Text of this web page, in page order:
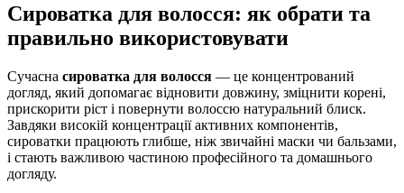
Сироватка для волосся: як обрати та
правильно використовувати
Сучасна сироватка для волосся — це концентрований
догляд, який допомагає відновити довжину, зміцнити корені,
прискорити ріст і повернути волоссю натуральний блиск.
Завдяки високій концентрації активних компонентів,
сироватки працюють глибше, ніж звичайні маски чи бальзами,
і стають важливою частиною професійного та домашнього
догляду.